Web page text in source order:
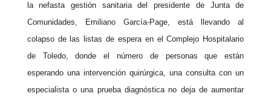
la nefasta gestión sanitaria del presidente de Junta de
Comunidades, Emiliano García-Page, está llevando al
colapso de las listas de espera en el Complejo Hospitalario
de Toledo, donde el número de personas que están
esperando una intervención quirúrgica, una consulta con un
especialista o una prueba diagnóstica no deja de aumentar